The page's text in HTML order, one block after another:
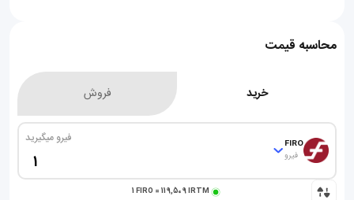
محاسبه قیمت
خرید فروش
FIRO
فیرو
فیرو میگیرید
1 FIRO = 119,509IRTM